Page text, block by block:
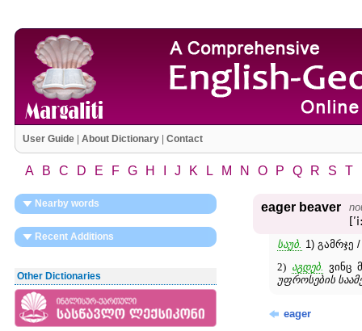
User Guide| About Dictionary| Contact
A B C D E F G H J K L M N O P Q R S T
Nearby words
Recent Additions
Other Dictionaries
eager beaver
საუბ. 1) გამრჯე
2) აგდებ.
ვინც
უფროსების
eager